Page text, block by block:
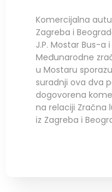
Komercijalna
Zagreba i
J.P. Mostar Bus-a
Međunarodne
u Mostaru
suradnji ova dva
dogovorena
na relaciji Zračna
iz Zagreba i